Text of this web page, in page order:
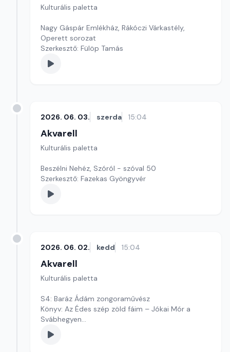
Kulturális paletta
Nagy Gáspár Emlékház, Rákóczi Várkastély,
Operett sorozat
Szerkesztő: Fülöp Tamás
2026. 06. 03. szerda 15:04
Akvarell
Kulturális paletta
Beszélni Nehéz, Szóról - szóval 50
Szerkesztő: Fazekas Gyöngyvér
2026. 06. 02. kedd 15:04
Akvarell
Kulturális paletta
S4: Baráz Ádám zongoraművész
Könyv: Az Édes szép zöld fáim – Jókai Mór a
Svábhegyen
Kultúrmorzsák